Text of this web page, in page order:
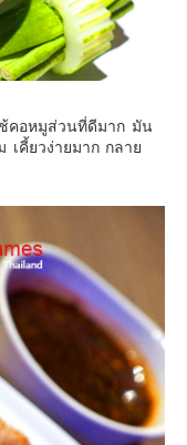
คอหมูส่วนที่ดีมาก มัน
เคี้ยวง่ายมาก กลาย